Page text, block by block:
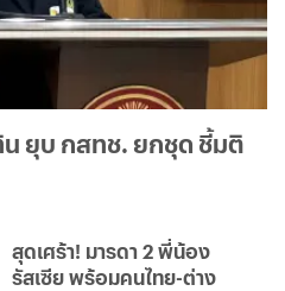
สุดเศร้า! มารดา 2 พี่น้อง
รัสเซีย พร้อมคนไทย-ต่าง